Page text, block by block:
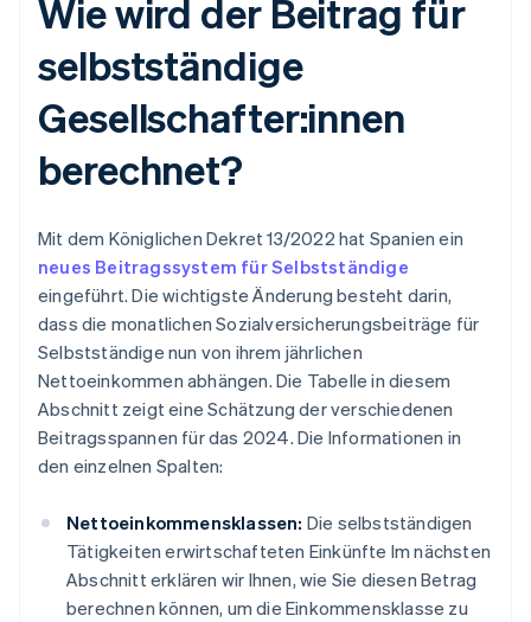
Wie wird der Beitrag für
selbstständige
Gesellschafter:innen
berechnet?
Mit dem Königlichen Dekret 13/2022 hat Spanien ein
neues Beitragssystem für Selbstständige
eingeführt. Die wichtigste Änderung besteht darin,
dass die monatlichen Sozialversicherungsbeiträge für
Selbstständige nun von ihrem jährlichen
Nettoeinkommen abhängen. Die Tabelle in diesem
Abschnitt zeigt eine Schätzung der verschiedenen
Beitragsspannen für das 2024. Die Informationen in
den einzelnen Spalten:
Nettoeinkommensklassen: Die selbstständigen
Tätigkeiten erwirtschafteten Einkünfte Im nächsten
Abschnitt erklären wir Ihnen, wie Sie diesen Betrag
berechnen können, um die Einkommensklasse zu